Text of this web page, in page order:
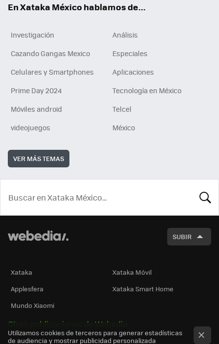
En Xataka México hablamos de...
Investigación
Análisis
Cazando Gangas Mexico
Especiales
Celulares y Smartphones
Aplicaciones
Prime Day 2024
Tecnología en México
Móviles android
Telcel
videojuegos
México
VER MÁS TEMAS
SUBIR
Xataka
Xataka Móvil
Applesfera
Xataka Smart Home
Mundo Xiaomi
Otras publicaciones de Webedia
Utilizamos cookies de terceros para generar estadísticas
de audiencia y mostrar publicidad personalizada